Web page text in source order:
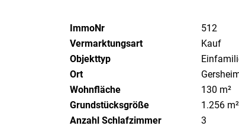
ImmoNr 512
Vermarktungsart
Kauf
Objekttyp
Ort
Wohnfläche
130 m²
Grundstücksgröße
1.256 m²
Anzahl Schlafzimmer
3